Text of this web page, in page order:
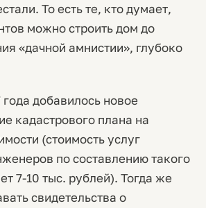
То есть те, кто думает,
можно строить дом до
«дачной амнистии», глубоко
добавилось новое
кадастрового плана на
(стоимость услуг
по составлению такого
7-10 тыс. рублей). Тогда же
свидетельства о